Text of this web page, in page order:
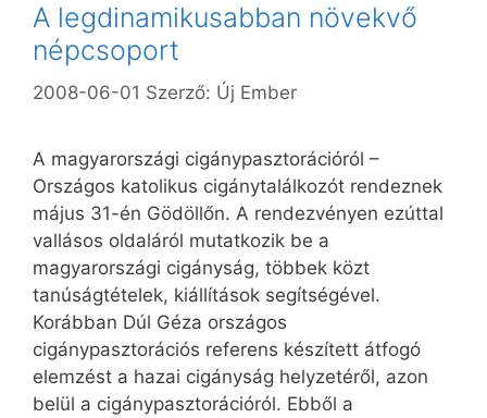
A legdinamikusabban növekvő
népcsoport
2008-06-01 Szerző: Új Ember
A magyarországi cigánypasztorációról –
Országos katolikus cigánytalálkozót rendeznek
május 31-én Gödöllőn. A rendezvényen ezúttal
vallásos oldaláról mutatkozik be a
magyarországi cigányság, többek közt
tanúságtételek, kiállítások segítségével.
Korábban Dúl Géza országos
cigánypasztorációs referens készített átfogó
elemzést a hazai cigányság helyzetéről, azon
belül a cigánypasztorációról. Ebből a